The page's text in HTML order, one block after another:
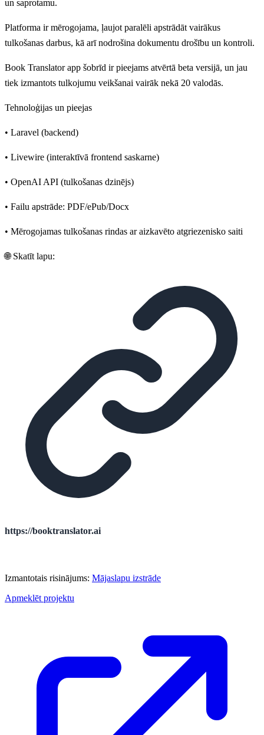
un saprotamu.
Platforma ir mērogojama, ļaujot paralēli apstrādāt vairākus
tulkošanas darbus, kā arī nodrošina dokumentu drošību un kontroli.
Book Translator app šobrīd ir pieejams atvērtā beta versijā, un jau
tiek izmantots tulkojumu veikšanai vairāk nekā 20 valodās.
Tehnoloģijas un pieejas
• Laravel (backend)
• Livewire (interaktīvā frontend saskarne)
• OpenAI API (tulkošanas dzinējs)
• Failu apstrāde: PDF/ePub/Docx
• Mērogojamas tulkošanas rindas ar aizkavēto atgriezenisko saiti
🌐 Skatīt lapu:
https://booktranslator.ai
Izmantotais risinājums: Mājaslapu izstrāde
Apmeklēt projektu